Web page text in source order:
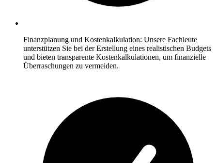
Finanzplanung und Kostenkalkulation: Unsere Fachleute
unterstützen Sie bei der Erstellung eines realistischen Budgets
und bieten transparente Kostenkalkulationen, um finanzielle
Überraschungen zu vermeiden.